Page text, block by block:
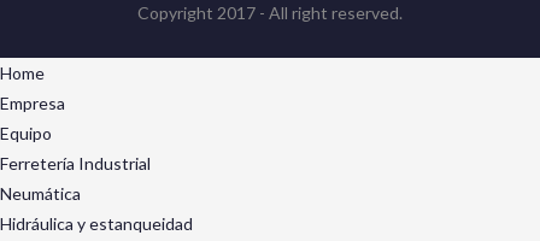
Copyright 2017 - All right reserved.
Home
Empresa
Equipo
Ferretería Industrial
Neumática
Hidráulica y estanqueidad